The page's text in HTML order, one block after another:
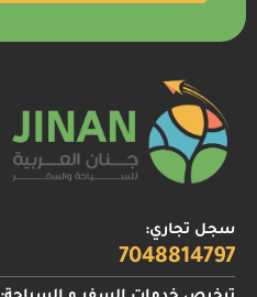
سجل تجاري:
7048814797